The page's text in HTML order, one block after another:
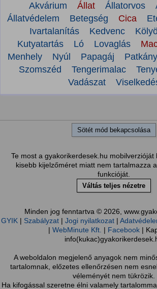
Akvárium Állat Állatorvos
Állatvédelem
Betegség Cica
Ivartalanítás
Kedvenc
Kutyatartás
Ló Lovaglás
Menhely
Nyúl Papagáj Patkány
Szomszéd
Tengerimalac
Vadászat
Sötét mód bekapcsolása
Te most a gyakorikerdesek.hu mobilverzióját
kisebb kijelzőméret miatt nem tartalmazza
funkcióját.
Váltás teljes nézetre
Minden jog fenntartva © 2026,
GYIK| Szabályzat| Jogi nyilatkozat|
| WebMinute Kft. | Facebook |
A weboldalon megjelenő anyagok nem
tartalomnak, előzetes ellenőrzésen nem
véleményét nem tükrözik.
Ha kifogással szeretne élni valamely